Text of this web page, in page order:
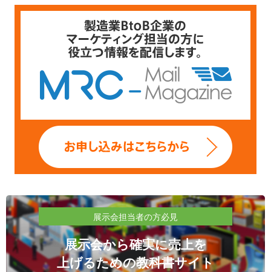
展示会担当者の方必見
展示会から確実に売上を
上げるための教科書サイト